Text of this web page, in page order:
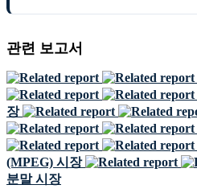
관련 보고서
장
(MPEG) 시장
분말 시장